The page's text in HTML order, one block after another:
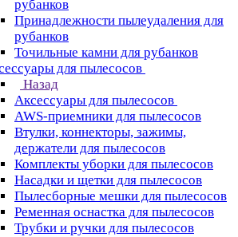
рубанков
Принадлежности пылеудаления для
рубанков
Точильные камни для рубанков
для пылесосов
Назад
Аксессуары для пылесосов
AWS-приемники для пылесосов
Втулки, коннекторы, зажимы,
держатели для пылесосов
Комплекты уборки для пылесосов
Насадки и щетки для пылесосов
Пылесборные мешки для пылесосов
Ременная оснастка для пылесосов
Трубки и ручки для пылесосов